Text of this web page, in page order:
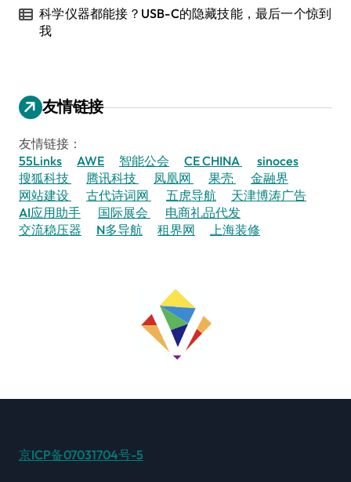
科学仪器都能接？USB-C的隐藏技能，最后一个惊到
我
友情链接
友情链接：
55Links
AWE 智能公会 CE CHINA
sinoces
搜狐科技
腾讯科技 凤凰网 果壳
金融界
网站建设
古代诗词网 五虎导航
天津博涛广告
AI应用助手
国际展会
电商礼品代发
交流稳压器
N多导航 租界网 上海装修
京ICP备07031704号-5